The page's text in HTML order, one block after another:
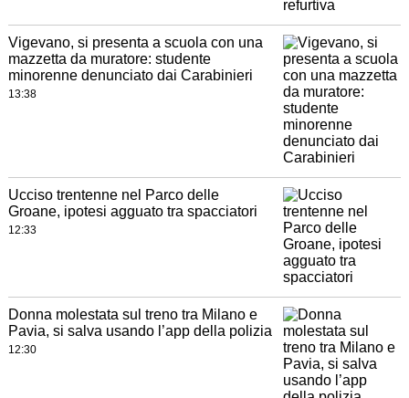
Vigevano, si presenta a scuola con una
mazzetta da muratore: studente
minorenne denunciato dai Carabinieri
13:38
Ucciso trentenne nel Parco delle
Groane, ipotesi agguato tra spacciatori
12:33
Donna molestata sul treno tra Milano e
Pavia, si salva usando l’app della polizia
12:30